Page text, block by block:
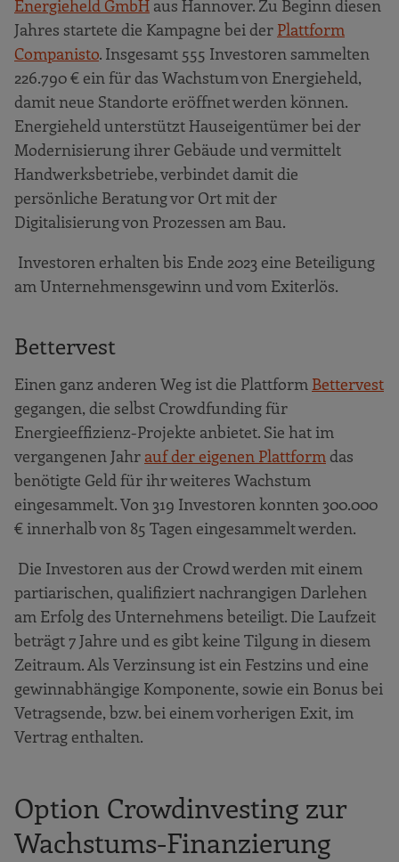
Energieheld GmbH aus Hannover. Zu Beginn diesen
Jahres startete die Kampagne bei der Plattform
Companisto. Insgesamt 555 Investoren sammelten
226.790 € ein für das Wachstum von Energieheld,
damit neue Standorte eröffnet werden können.
Energieheld unterstützt Hauseigentümer bei der
Modernisierung ihrer Gebäude und vermittelt
Handwerksbetriebe, verbindet damit die
persönliche Beratung vor Ort mit der
Digitalisierung von Prozessen am Bau.
Investoren erhalten bis Ende 2023 eine Beteiligung
am Unternehmensgewinn und vom Exiterlös.
Bettervest
Einen ganz anderen Weg ist die Plattform Bettervest
gegangen, die selbst Crowdfunding für
Energieeffizienz-Projekte anbietet. Sie hat im
vergangenen Jahr auf der eigenen Plattform das
benötigte Geld für ihr weiteres Wachstum
eingesammelt. Von 319 Investoren konnten 300.000
€ innerhalb von 85 Tagen eingesammelt werden.
Die Investoren aus der Crowd werden mit einem
partiarischen, qualifiziert nachrangigen Darlehen
am Erfolg des Unternehmens beteiligt. Die Laufzeit
beträgt 7 Jahre und es gibt keine Tilgung in diesem
Zeitraum. Als Verzinsung ist ein Festzins und eine
gewinnabhängige Komponente, sowie ein Bonus bei
Vetragsende, bzw. bei einem vorherigen Exit, im
Vertrag enthalten.
Option Crowdinvesting zur
Wachstums-Finanzierung